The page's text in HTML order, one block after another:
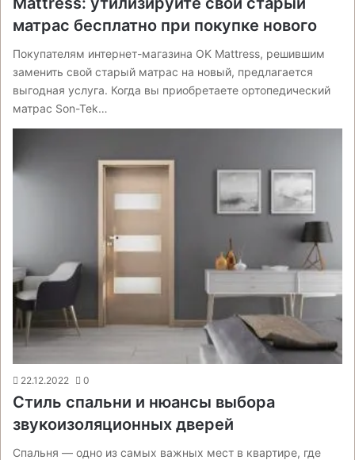
матрас бесплатно при покупке нового
Покупателям интернет-магазина OK Mattress, решившим
заменить свой старый матрас на новый, предлагается
выгодная услуга. Когда вы приобретаете ортопедический
матрас Son-Tek…
22.12.2022 0
Стиль спальни и нюансы выбора
звукоизоляционных дверей
Спальня — одно из самых важных мест в квартире, где